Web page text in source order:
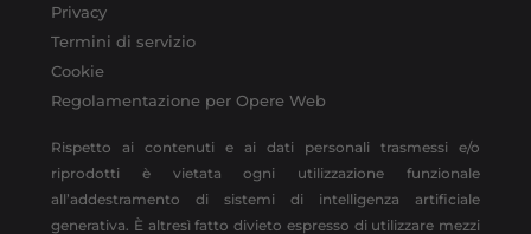
Privacy
Termini di servizio
Cookie
Regolamentazione per Opere Web
Rispetto ai contenuti e ai dati personali trasmessi e/o
riprodotti è vietata ogni utilizzazione funzionale
all’addestramento di sistemi di intelligenza artificiale
generativa. È altresì fatto divieto espresso di utilizzare mezzi